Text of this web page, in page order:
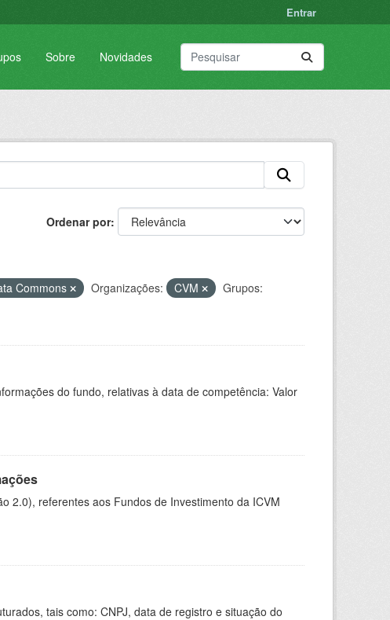
Entrar
Sobre Novidades
Ordenar por
Commons Organizações: CVM
Grupos:
do fundo, relativas à data de competência: Valor
2.0), referentes aos Fundos de Investimento da ICVM
tais como: CNPJ, data de registro e situação do